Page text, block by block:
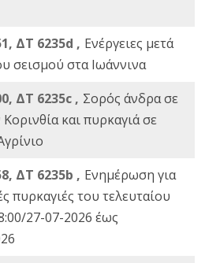
ΔΤ 6235d , Ενέργειες μετά
σεισμού στα Ιωάννινα
ΔΤ 6235c , Σορός άνδρα σε
και πυρκαγιά σε
ΔΤ 6235b , Ενημέρωση για
πυρκαγιές του τελευταίου
27-07-2026 έως